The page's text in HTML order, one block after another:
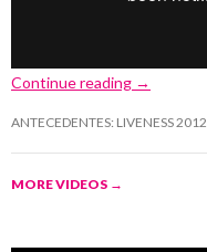
Continue reading →
ANTECEDENTES: LIVENESS 2012
MORE VIDEOS →